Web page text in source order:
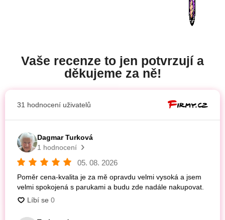
Vaše recenze to jen potvrzují a
děkujeme za ně!